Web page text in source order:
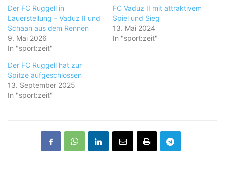
Der FC Ruggell in
Lauerstellung – Vaduz II und
Schaan aus dem Rennen
9. Mai 2026
In "sport:zeit"
FC Vaduz II mit attraktivem
Spiel und Sieg
13. Mai 2024
In "sport:zeit"
Der FC Ruggell hat zur
Spitze aufgeschlossen
13. September 2025
In "sport:zeit"